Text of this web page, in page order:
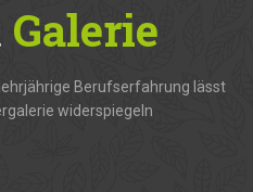
Galerie
Berufserfahrung lässt
widerspiegeln